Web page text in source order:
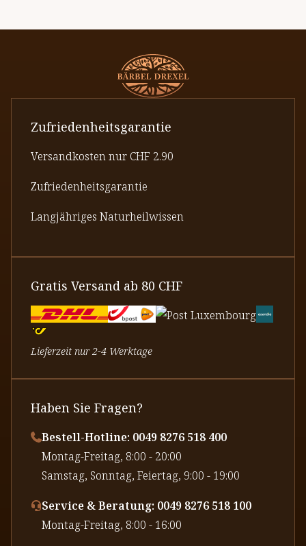
Zufriedenheitsgarantie
Versandkosten nur CHF 2.90
Zufriedenheitsgarantie
Langjähriges Naturheilwissen
Gratis Versand ab 80 CHF
Lieferzeit nur 2-4 Werktage
Haben Sie Fragen?
Bestell-Hotline: 0049 8276 518 400
⁠Montag-Freitag, 8:00 - 20:00
⁠Samstag, Sonntag, Feiertag, 9:00 - 19:00
Service & Beratung: 0049 8276 518 100
⁠Montag-Freitag, 8:00 - 16:00